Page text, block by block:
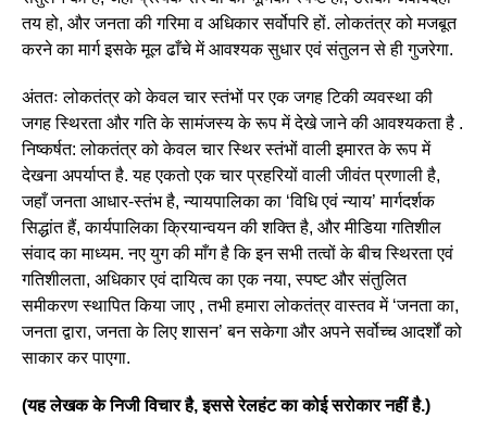
तय हो, और जनता की गरिमा व अधिकार सर्वोपरि हों. लोकतंत्र को मजबूत
करने का मार्ग इसके मूल ढाँचे में आवश्यक सुधार एवं संतुलन से ही गुजरेगा.
अंततः लोकतंत्र को केवल चार स्तंभों पर एक जगह टिकी व्यवस्था की
जगह स्थिरता और गति के सामंजस्य के रूप में देखे जाने की आवश्यकता है .
निष्कर्षत: लोकतंत्र को केवल चार स्थिर स्तंभों वाली इमारत के रूप में
देखना अपर्याप्त है. यह एकतो एक चार प्रहरियों वाली जीवंत प्रणाली है,
जहाँ जनता आधार-स्तंभ है, न्यायपालिका का ‘विधि एवं न्याय’ मार्गदर्शक
सिद्धांत हैं, कार्यपालिका क्रियान्वयन की शक्ति है, और मीडिया गतिशील
संवाद का माध्यम. नए युग की माँग है कि इन सभी तत्वों के बीच स्थिरता एवं
गतिशीलता, अधिकार एवं दायित्व का एक नया, स्पष्ट और संतुलित
समीकरण स्थापित किया जाए , तभी हमारा लोकतंत्र वास्तव में ‘जनता का,
जनता द्वारा, जनता के लिए शासन’ बन सकेगा और अपने सर्वोच्च आदर्शों को
साकार कर पाएगा.
(यह लेखक के निजी विचार है, इससे रेलहंट का कोई सरोकार नहीं है.)